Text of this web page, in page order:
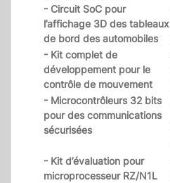
- Circuit SoC pour
l’affichage 3D des tableaux
de bord des automobiles
- Kit complet de
développement pour le
contrôle de mouvement
- Microcontrôleurs 32 bits
pour des communications
sécurisées
- Kit d’évaluation pour
microprocesseur RZ/N1L